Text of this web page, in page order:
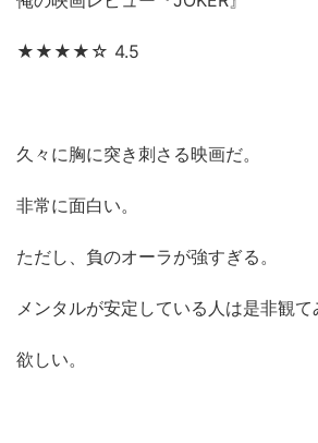
★★★★☆ 4.5
久々に胸に突き刺さる映画だ。
非常に面白い。
ただし、負のオーラが強すぎる。
メンタルが安定している人は是非観て
欲しい。